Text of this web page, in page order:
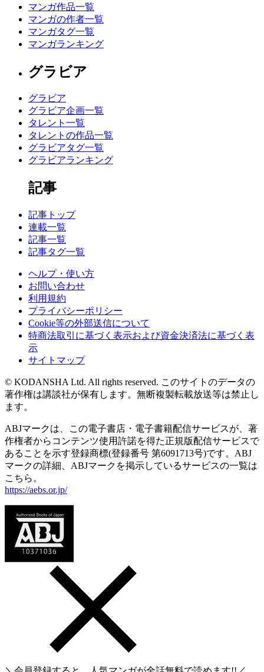
マンガ作品一覧
マンガの作者一覧
マンガタグ一覧
マンガランキング
グラビア
グラビア
グラビア企画一覧
タレント一覧
タレントの作品一覧
グラビアタグ一覧
グラビアランキング
記事
記事トップ
連載一覧
記事一覧
記事タグ一覧
ヘルプ・使い方
お問い合わせ
利用規約
プライバシーポリシー
Cookie等の外部送信について
特商法取引に基づく表示および資金決済法に基づく表
示
サイトマップ
© KODANSHA Ltd. All rights reserved. このサイトのデータの
著作権は講談社が保有します。無断複製転載放送等は禁止し
ます。
ABJマークは、この電子書店・電子書籍配信サービスが、著
作権者からコンテンツ使用許諾を得た正規版配信サービスで
あることを示す登録商標(登録番号 第6091713号)です。ABJ
マークの詳細、ABJマークを掲示しているサービスの一覧は
こちら。
https://aebs.or.jp/